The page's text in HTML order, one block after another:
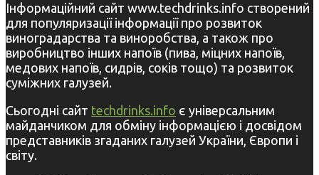
Інформаційний сайт www.techdrinks.info створений
для популяризації інформації про розвиток
виноградарства та виноробства, а також про
виробництво інших напоїв (пива, міцних напоїв,
медових напоїв, сидрів, соків тощо) та розвиток
суміжних галузей.
Сьогодні сайт techdrinks.info є універсальним
майданчиком для обміну інформацією і досвідом
представників згаданих галузей України, Європи і
світу.